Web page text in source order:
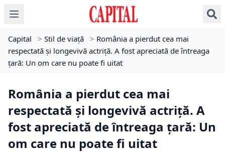
Capital > Stil de viață > România a pierdut cea mai
respectată și longevivă actriță. A fost apreciată de întreaga
țară: Un om care nu poate fi uitat
România a pierdut cea mai
respectată și longevivă actriță. A
fost apreciată de întreaga țară: Un
om care nu poate fi uitat